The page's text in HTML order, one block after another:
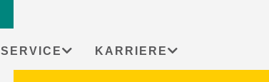
SERVICE KARRIERE